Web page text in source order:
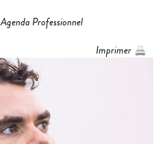
Agenda Professionnel
Imprimer